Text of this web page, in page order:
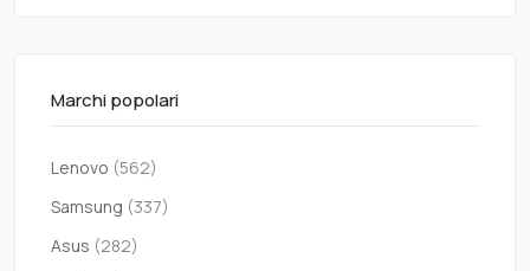
Marchi popolari
Lenovo (562)
Samsung (337)
Asus (282)